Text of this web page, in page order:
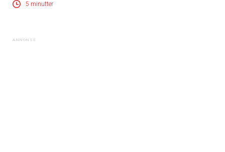
5 minutter